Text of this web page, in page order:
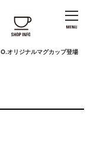
オリジナルマグカップ登場